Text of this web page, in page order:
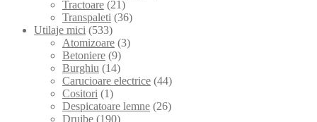
Tractoare (21)
Transpaleti (36)
Utilaje mici (533)
Atomizoare (3)
Betoniere (9)
Burghiu (14)
Carucioare electrice (44)
Cositori (1)
Despicatoare lemne (26)
Drujbe (190)